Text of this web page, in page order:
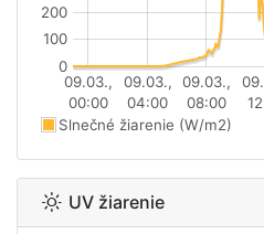
09.03.,
00:00
09.03.,
04:00
09.03.,
08:00
0
100
200
Slnečné žiarenie (W/m2)
UV žiarenie